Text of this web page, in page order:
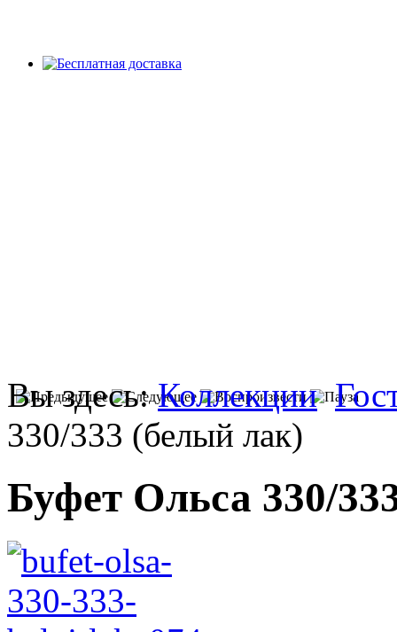
Вы здесь:Коллекции
330/333 (белый лак)
Буфет Ольса 330/